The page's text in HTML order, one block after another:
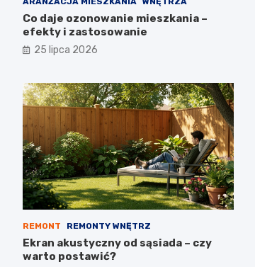
Co daje ozonowanie mieszkania –
efekty i zastosowanie
25 lipca 2026
REMONT REMONTY WNĘTRZ
Ekran akustyczny od sąsiada – czy
warto postawić?